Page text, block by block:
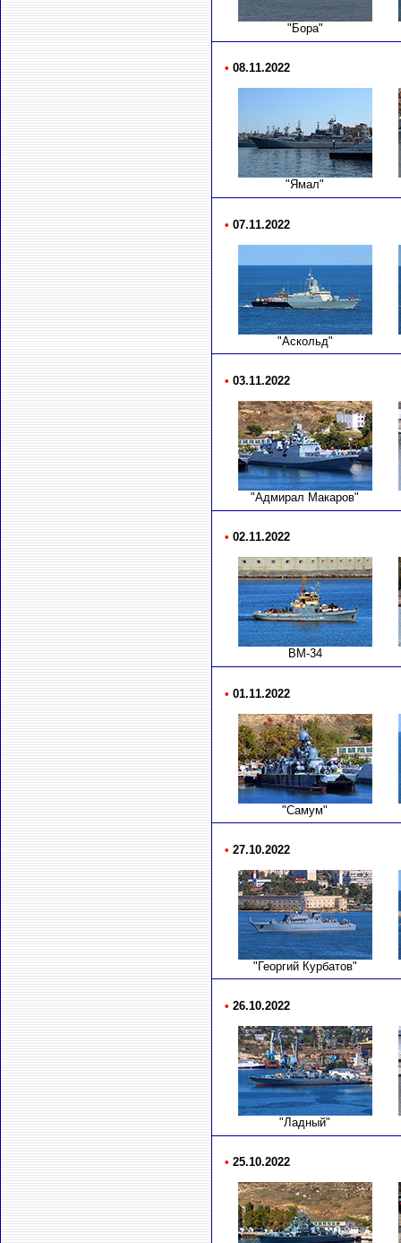
"Бора"
• 08.11.2022
"Ямал"
• 07.11.2022
"Аскольд"
• 03.11.2022
"Адмирал Макаров"
• 02.11.2022
ВМ-34
• 01.11.2022
"Самум"
• 27.10.2022
"Георгий Курбатов"
• 26.10.2022
"Ладный"
• 25.10.2022